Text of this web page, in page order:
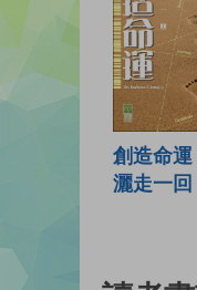
創造命運
灑走一回